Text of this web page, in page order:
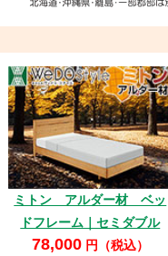
ミトン アルダー材 ベッ
ドフレーム｜セミダブル
78,000円（税込）